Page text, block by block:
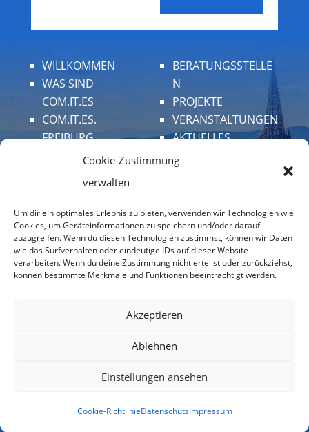
Cookie-Zustimmung
verwalten
Um dir ein optimales Erlebnis zu bieten, verwenden wir Technologien wie
Cookies, um Geräteinformationen zu speichern und/oder darauf
zuzugreifen. Wenn du diesen Technologien zustimmst, können wir Daten
wie das Surfverhalten oder eindeutige IDs auf dieser Website
verarbeiten. Wenn du deine Zustimmung nicht erteilst oder zurückziehst,
können bestimmte Merkmale und Funktionen beeinträchtigt werden.
Akzeptieren
Ablehnen
Einstellungen ansehen
Cookie-RichtlinieDatenschutzImpressum
WILLKOMMEN
WAS SIND
COM.IT.ES
COM.IT.ES.
FREIBURG
AUSSCHÜSSE
BERATUNGSSTELLE
N
PROJEKTE
VERANSTALTUNGEN
AKTUELLES
GEMEINSCHAFT
INFOS
PROTOKOLLE
KONTAKT
DATENSCHUTZERKLÄRUNG
BILDNACHWEIS